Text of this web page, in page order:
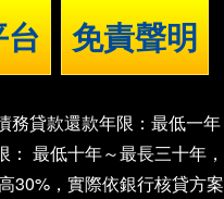
台 免責聲明
務貸款還款年限：最低一年
最低十年～最長三十年，
30%，實際依銀行核貸方案